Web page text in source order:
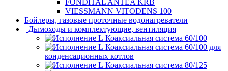
VIESSMANN VITODENS 100
Бойлеры, газовые проточные водонагреватели
Дымоходы и комплектующие, вентиляция
Коаксиальная система 60/100
Коаксиальная система 60/100 для
конденсационных котлов
Коаксиальная система 80/125